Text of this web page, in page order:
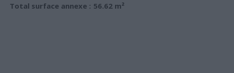
Total surface annexe : 56.62 m²